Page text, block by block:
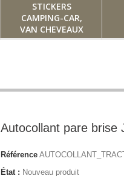
STICKERS
CAMPING-CAR,
VAN CHEVEAUX
Autocollant pare brise
Référence
État : Nouveau produit